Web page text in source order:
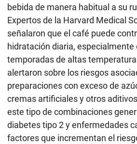
bebida de manera habitual a su
Expertos de la Harvard Medical
señalaron que el café puede
hidratación diaria, especialmente
temporadas de altas
alertaron sobre los riesgos
preparaciones con exceso de
cremas artificiales y otros
este tipo de combinaciones
diabetes tipo 2 y enfermedades
factores que incrementan el